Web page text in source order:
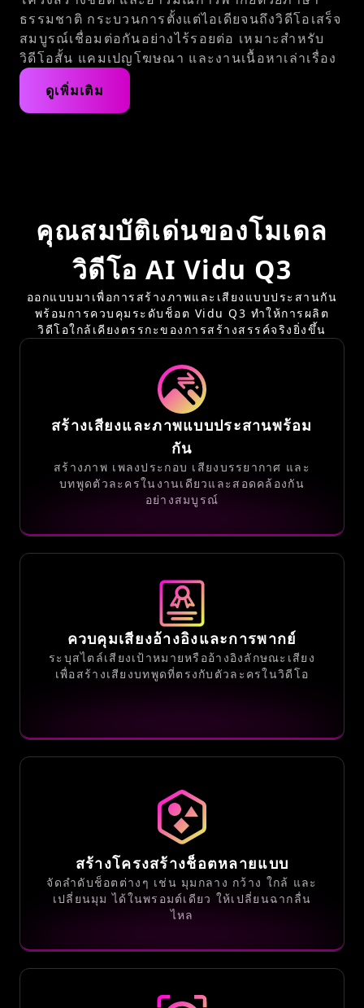
ธรรมชาติ กระบวนการตั้งแต่ไอเดียจนถึงวิดีโอเสร็จ
สมบูรณ์เชื่อมต่อกันอย่างไร้รอยต่อ เหมาะสำหรับ
วิดีโอสั้น แคมเปญโฆษณา และงานเนื้อหาเล่าเรื่อง
ดูเพิ่มเติม
คุณสมบัติเด่นของโมเดล
วิดีโอ AI Vidu Q3
ออกแบบมาเพื่อการสร้างภาพและเสียงแบบประสานกัน
พร้อมการควบคุมระดับช็อต Vidu Q3 ทำให้การผลิต
วิดีโอใกล้เคียงตรรกะของการสร้างสรรค์จริงยิ่งขึ้น
สร้างเสียงและภาพแบบประสานพร้อม
กัน
สร้างภาพ เพลงประกอบ เสียงบรรยากาศ และ
บทพูดตัวละครในงานเดียวและสอดคล้องกัน
อย่างสมบูรณ์
ควบคุมเสียงอ้างอิงและการพากย์
ระบุสไตล์เสียงเป้าหมายหรืออ้างอิงลักษณะเสียง
เพื่อสร้างเสียงบทพูดที่ตรงกับตัวละครในวิดีโอ
สร้างโครงสร้างช็อตหลายแบบ
จัดลำดับช็อตต่างๆ เช่น มุมกลาง กว้าง ใกล้ และ
เปลี่ยนมุม ได้ในพรอมต์เดียว ให้เปลี่ยนฉากลื่น
ไหล